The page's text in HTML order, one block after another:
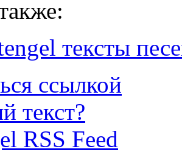
тексты
ссылкой
текст?